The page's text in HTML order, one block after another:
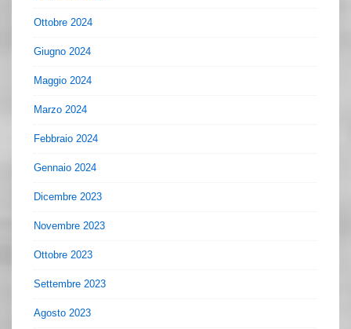
Ottobre 2024
Giugno 2024
Maggio 2024
Marzo 2024
Febbraio 2024
Gennaio 2024
Dicembre 2023
Novembre 2023
Ottobre 2023
Settembre 2023
Agosto 2023